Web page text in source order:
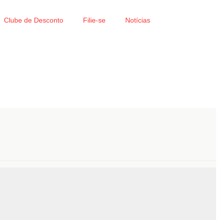
Clube de Desconto Filie-se Notícias